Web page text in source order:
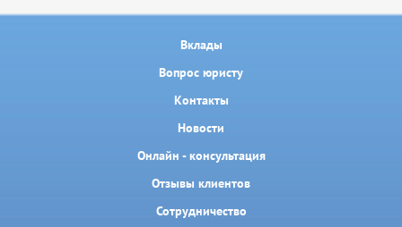
Вклады
Вопрос юристу
Контакты
Новости
Онлайн - консультация
Отзывы клиентов
Сотрудничество